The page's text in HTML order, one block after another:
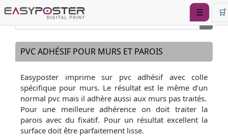
☰ 🛒
PVC ADHÉSIF POUR MURS ET PAROIS
Easyposter imprime sur pvc adhésif avec colle
spécifique pour murs. Le résultat est le même d’un
normal pvc mais il adhère aussi aux murs pas traités.
Pour une meilleure adhérence on doit traiter la
parois avec du fixatif. Pour un résultat excellent la
surface doit être parfaitement lisse.